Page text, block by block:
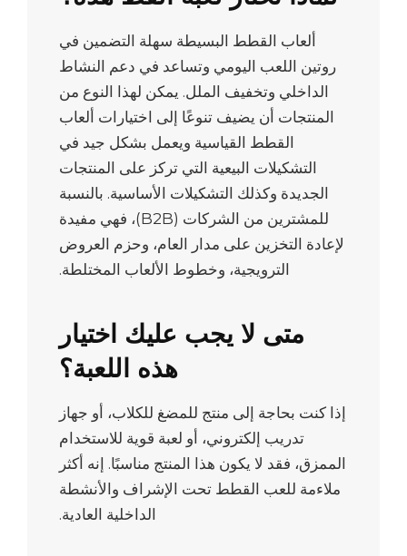
ألعاب القطط البسيطة سهلة التضمين في
روتين اللعب اليومي وتساعد في دعم النشاط
الداخلي وتخفيف الملل. يمكن لهذا النوع من
المنتجات أن يضيف تنوعًا إلى اختيارات ألعاب
القطط القياسية ويعمل بشكل جيد في
التشكيلات البيعية التي تركز على المنتجات
الجديدة وكذلك التشكيلات الأساسية. بالنسبة
للمشترين من الشركات (B2B)، فهي مفيدة
لإعادة التخزين على مدار العام، وحزم العروض
الترويجية، وخطوط الألعاب المختلطة.
متى لا يجب عليك اختيار
هذه اللعبة؟
إذا كنت بحاجة إلى منتج للمضغ للكلاب، أو جهاز
تدريب إلكتروني، أو لعبة قوية للاستخدام
الممزق، فقد لا يكون هذا المنتج مناسبًا. إنه أكثر
ملاءمة للعب القطط تحت الإشراف والأنشطة
الداخلية العادية.